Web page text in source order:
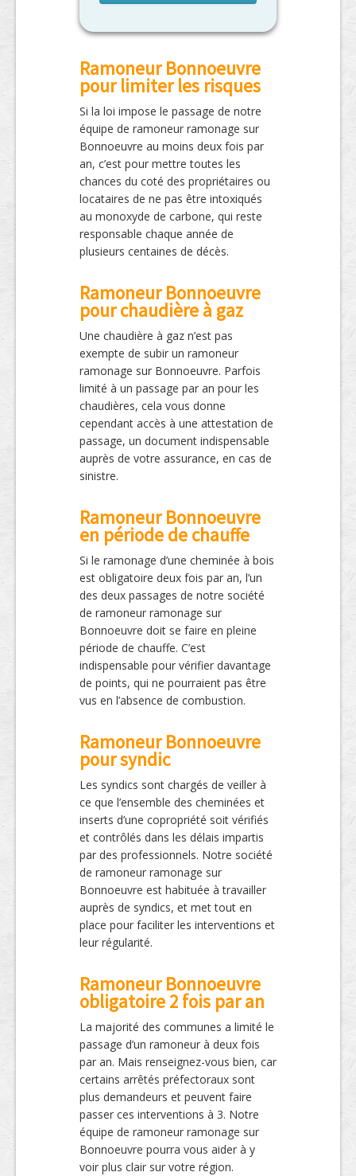
Ramoneur Bonnoeuvre
pour limiter les risques
Si la loi impose le passage de notre
équipe de ramoneur ramonage sur
Bonnoeuvre au moins deux fois par
an, c’est pour mettre toutes les
chances du coté des propriétaires ou
locataires de ne pas être intoxiqués
au monoxyde de carbone, qui reste
responsable chaque année de
plusieurs centaines de décès.
Ramoneur Bonnoeuvre
pour chaudière à gaz
Une chaudière à gaz n’est pas
exempte de subir un ramoneur
ramonage sur Bonnoeuvre. Parfois
limité à un passage par an pour les
chaudières, cela vous donne
cependant accès à une attestation de
passage, un document indispensable
auprès de votre assurance, en cas de
sinistre.
Ramoneur Bonnoeuvre
en période de chauffe
Si le ramonage d’une cheminée à bois
est obligatoire deux fois par an, l’un
des deux passages de notre société
de ramoneur ramonage sur
Bonnoeuvre doit se faire en pleine
période de chauffe. C’est
indispensable pour vérifier davantage
de points, qui ne pourraient pas être
vus en l’absence de combustion.
Ramoneur Bonnoeuvre
pour syndic
Les syndics sont chargés de veiller à
ce que l’ensemble des cheminées et
inserts d’une copropriété soit vérifiés
et contrôlés dans les délais impartis
par des professionnels. Notre société
de ramoneur ramonage sur
Bonnoeuvre est habituée à travailler
auprès de syndics, et met tout en
place pour faciliter les interventions et
leur régularité.
Ramoneur Bonnoeuvre
obligatoire 2 fois par an
La majorité des communes a limité le
passage d’un ramoneur à deux fois
par an. Mais renseignez-vous bien, car
certains arrêtés préfectoraux sont
plus demandeurs et peuvent faire
passer ces interventions à 3. Notre
équipe de ramoneur ramonage sur
Bonnoeuvre pourra vous aider à y
voir plus clair sur votre région.